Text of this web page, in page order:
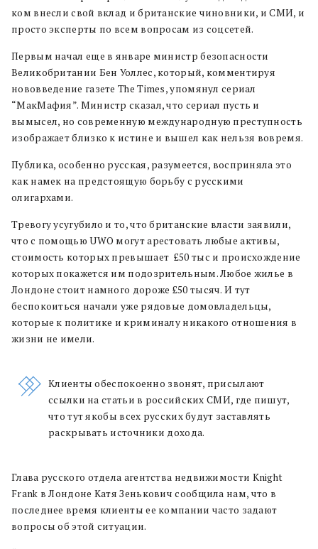
ком внесли свой вклад и британские чиновники, и СМИ, и
просто эксперты по всем вопросам из соцсетей.
Первым начал еще в январе министр безопасности
Великобритании Бен Уоллес, который, комментируя
нововведение газете The Times, упомянул сериал
“МакМафия”. Министр сказал, что сериал пусть и
вымысел, но современную международную преступность
изображает близко к истине и вышел как нельзя вовремя.
Публика, особенно русская, разумеется, восприняла это
как намек на предстоящую борьбу с русскими
олигархами.
Тревогу усугубило и то, что британские власти заявили,
что с помощью UWO могут арестовать любые активы,
стоимость которых превышает £50 тыс и происхождение
которых покажется им подозрительным. Любое жилье в
Лондоне стоит намного дороже £50 тысяч. И тут
беспокоиться начали уже рядовые домовладельцы,
которые к политике и криминалу никакого отношения в
жизни не имели.
Клиенты обеспокоенно звонят, присылают
ссылки на статьи в российских СМИ, где пишут,
что тут якобы всех русских будут заставлять
раскрывать источники дохода.
Глава русского отдела агентства недвижимости Knight
Frank в Лондоне Катя Зенькович сообщила нам, что в
последнее время клиенты ее компании часто задают
вопросы об этой ситуации.